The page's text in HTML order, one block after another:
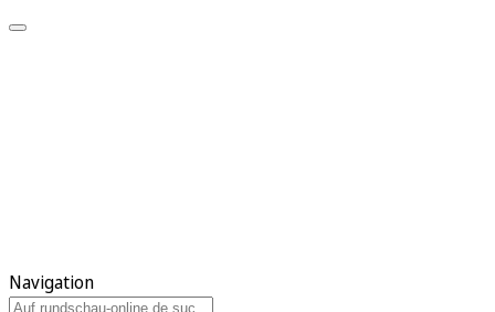
Navigation